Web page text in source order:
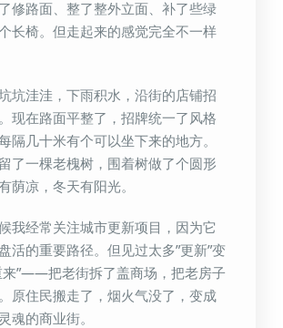
修路面、整了整外立面、补了些绿
长椅。但走起来的感觉完全不一样
坑洼洼，下雨积水，沿街的店铺招
现在路面平整了，招牌统一了风格
隔几十米有个可以坐下来的地方。
了一棵老槐树，围着树做了个圆形
荫凉，冬天有阳光。
我经常关注城市更新项目，因为它
活的重要路径。但见过太多”更新”变
来”——把老街拆了盖商场，把老房子
原住民搬走了，烟火气没了，变成
魂的商业街。